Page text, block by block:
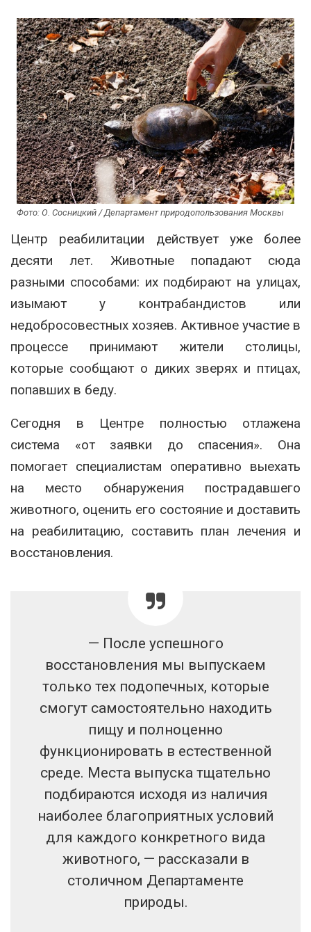
Фото: О. Сосницкий / Департамент природопользования Москвы
Центр реабилитации действует уже более
десяти лет. Животные попадают сюда
разными способами: их подбирают на улицах,
изымают у контрабандистов или
недобросовестных хозяев. Активное участие в
процессе принимают жители столицы,
которые сообщают о диких зверях и птицах,
попавших в беду.
Сегодня в Центре полностью отлажена
система «от заявки до спасения». Она
помогает специалистам оперативно выехать
на место обнаружения пострадавшего
животного, оценить его состояние и доставить
на реабилитацию, составить план лечения и
восстановления.
— После успешного
восстановления мы выпускаем
только тех подопечных, которые
смогут самостоятельно находить
пищу и полноценно
функционировать в естественной
среде. Места выпуска тщательно
подбираются исходя из наличия
наиболее благоприятных условий
для каждого конкретного вида
животного, — рассказали в
столичном Департаменте
природы.